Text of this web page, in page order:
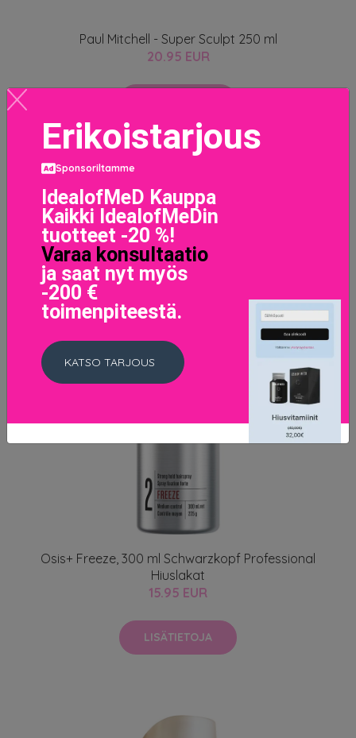
Paul Mitchell - Super Sculpt 250 ml
20.95 EUR
Osis+ Freeze, 300 ml Schwarzkopf Professional
Hiuslakat
15.95 EUR
LISÄTIETOJA
Erikoistarjous
Sponsoriltamme
IdealofMeD Kauppa
Kaikki IdealofMeDin
tuotteet -20 %!
Varaa konsultaatio
ja saat nyt myös
-200 €
toimenpiteestä.
KATSO TARJOUS